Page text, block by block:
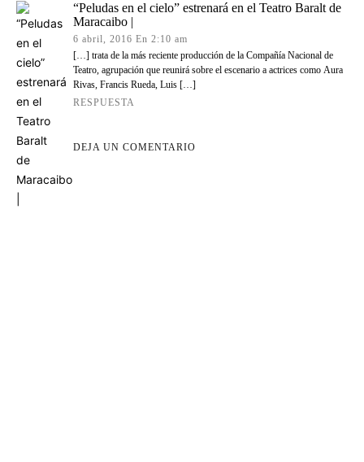
“Peludas en el cielo” estrenará en el Teatro Baralt de
Maracaibo |
6 abril, 2016 En 2:10 am
[…] trata de la más reciente producción de la Compañía Nacional de
Teatro, agrupación que reunirá sobre el escenario a actrices como Aura
Rivas, Francis Rueda, Luis […]
RESPUESTA
DEJA UN COMENTARIO